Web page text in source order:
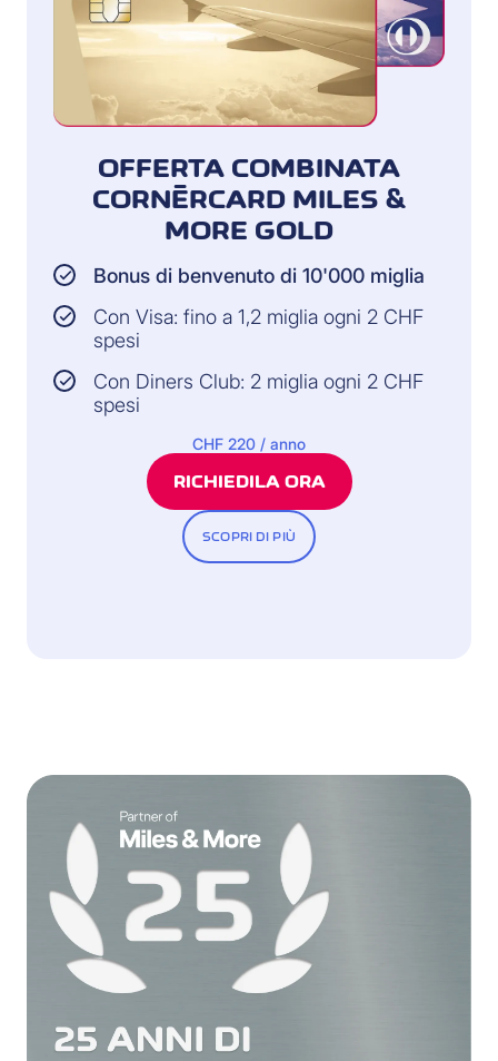
OFFERTA COMBINATA
CORNÈRCARD MILES &
MORE GOLD
Bonus di benvenuto di 10'000 miglia
Con Visa: fino a 1,2 miglia ogni 2 CHF
spesi
Con Diners Club: 2 miglia ogni 2 CHF
spesi
CHF 220 / anno
RICHIEDILA ORA
SCOPRI DI PIÙ